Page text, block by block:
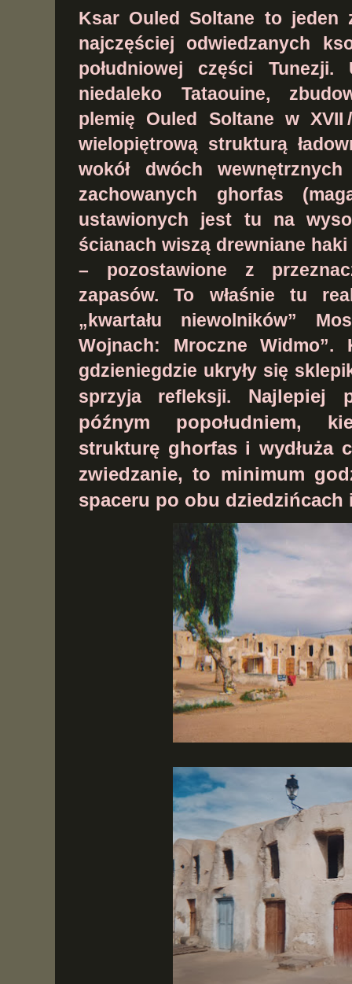
Ksar Ouled Soltane to jeden
najczęściej odwiedzanych
południowej części
niedaleko Tataouine,
plemię Ouled Soltane w XVII
wielopiętrową strukturą
wokół dwóch
zachowanych ghorfas
ustawionych jest tu na
ścianach wiszą drewniane
– pozostawione z
zapasów. To właśnie tu
„kwartału niewolników”
Wojnach: Mroczne Widmo”.
gdzieniegdzie ukryły się
sprzyja refleksji. Najlepiej
późnym popołudniem,
strukturę ghorfas i wydłuża
zwiedzanie, to minimum
spaceru po obu